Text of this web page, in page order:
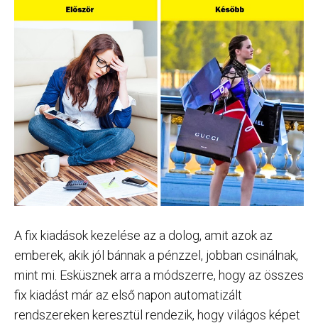
A fix kiadások kezelése az a dolog, amit azok az
emberek, akik jól bánnak a pénzzel, jobban csinálnak,
mint mi. Esküsznek arra a módszerre, hogy az összes
fix kiadást már az első napon automatizált
rendszereken keresztül rendezik, hogy világos képet